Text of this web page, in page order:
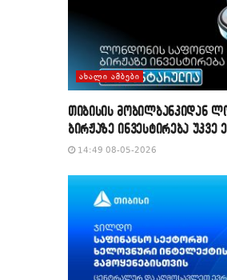
ᲐᲮᲐᲚᲘ ᲐᲛᲑᲔᲑᲘ
თიბისის მობილბანკიდან
ბირჟაზე ინვესტირება
14:49 08-05-2026